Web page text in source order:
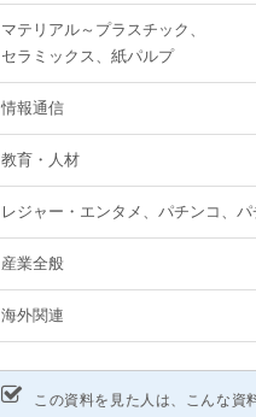
マテリアル～プラスチック、
セラミックス、紙パルプ
情報通信
教育・人材
レジャー・エンタメ、パチンコ、パ
産業全般
海外関連
この資料を見た人は、こんな資